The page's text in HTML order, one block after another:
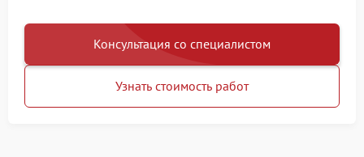
Консультация со специалистом
Узнать стоимость работ